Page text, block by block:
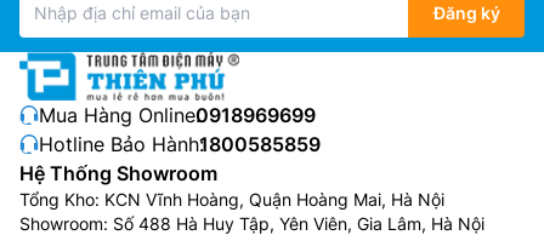
Đăng ký
Mua Hàng Online:0918969699
Hotline Bảo Hành:1800585859
Hệ Thống Showroom
Tổng Kho: KCN Vĩnh Hoàng, Quận Hoàng Mai, Hà Nội
Showroom: Số 488 Hà Huy Tập, Yên Viên, Gia Lâm, Hà Nội